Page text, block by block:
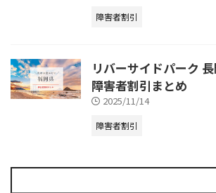
障害者割引
リバーサイドパーク
障害者割引まとめ
2025/11/14
障害者割引